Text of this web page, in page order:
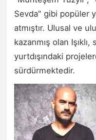
Sevda" gibi popüler
atmıştır. Ulusal ve
kazanmış olan
yurtdışındaki
sürdürmektedir.